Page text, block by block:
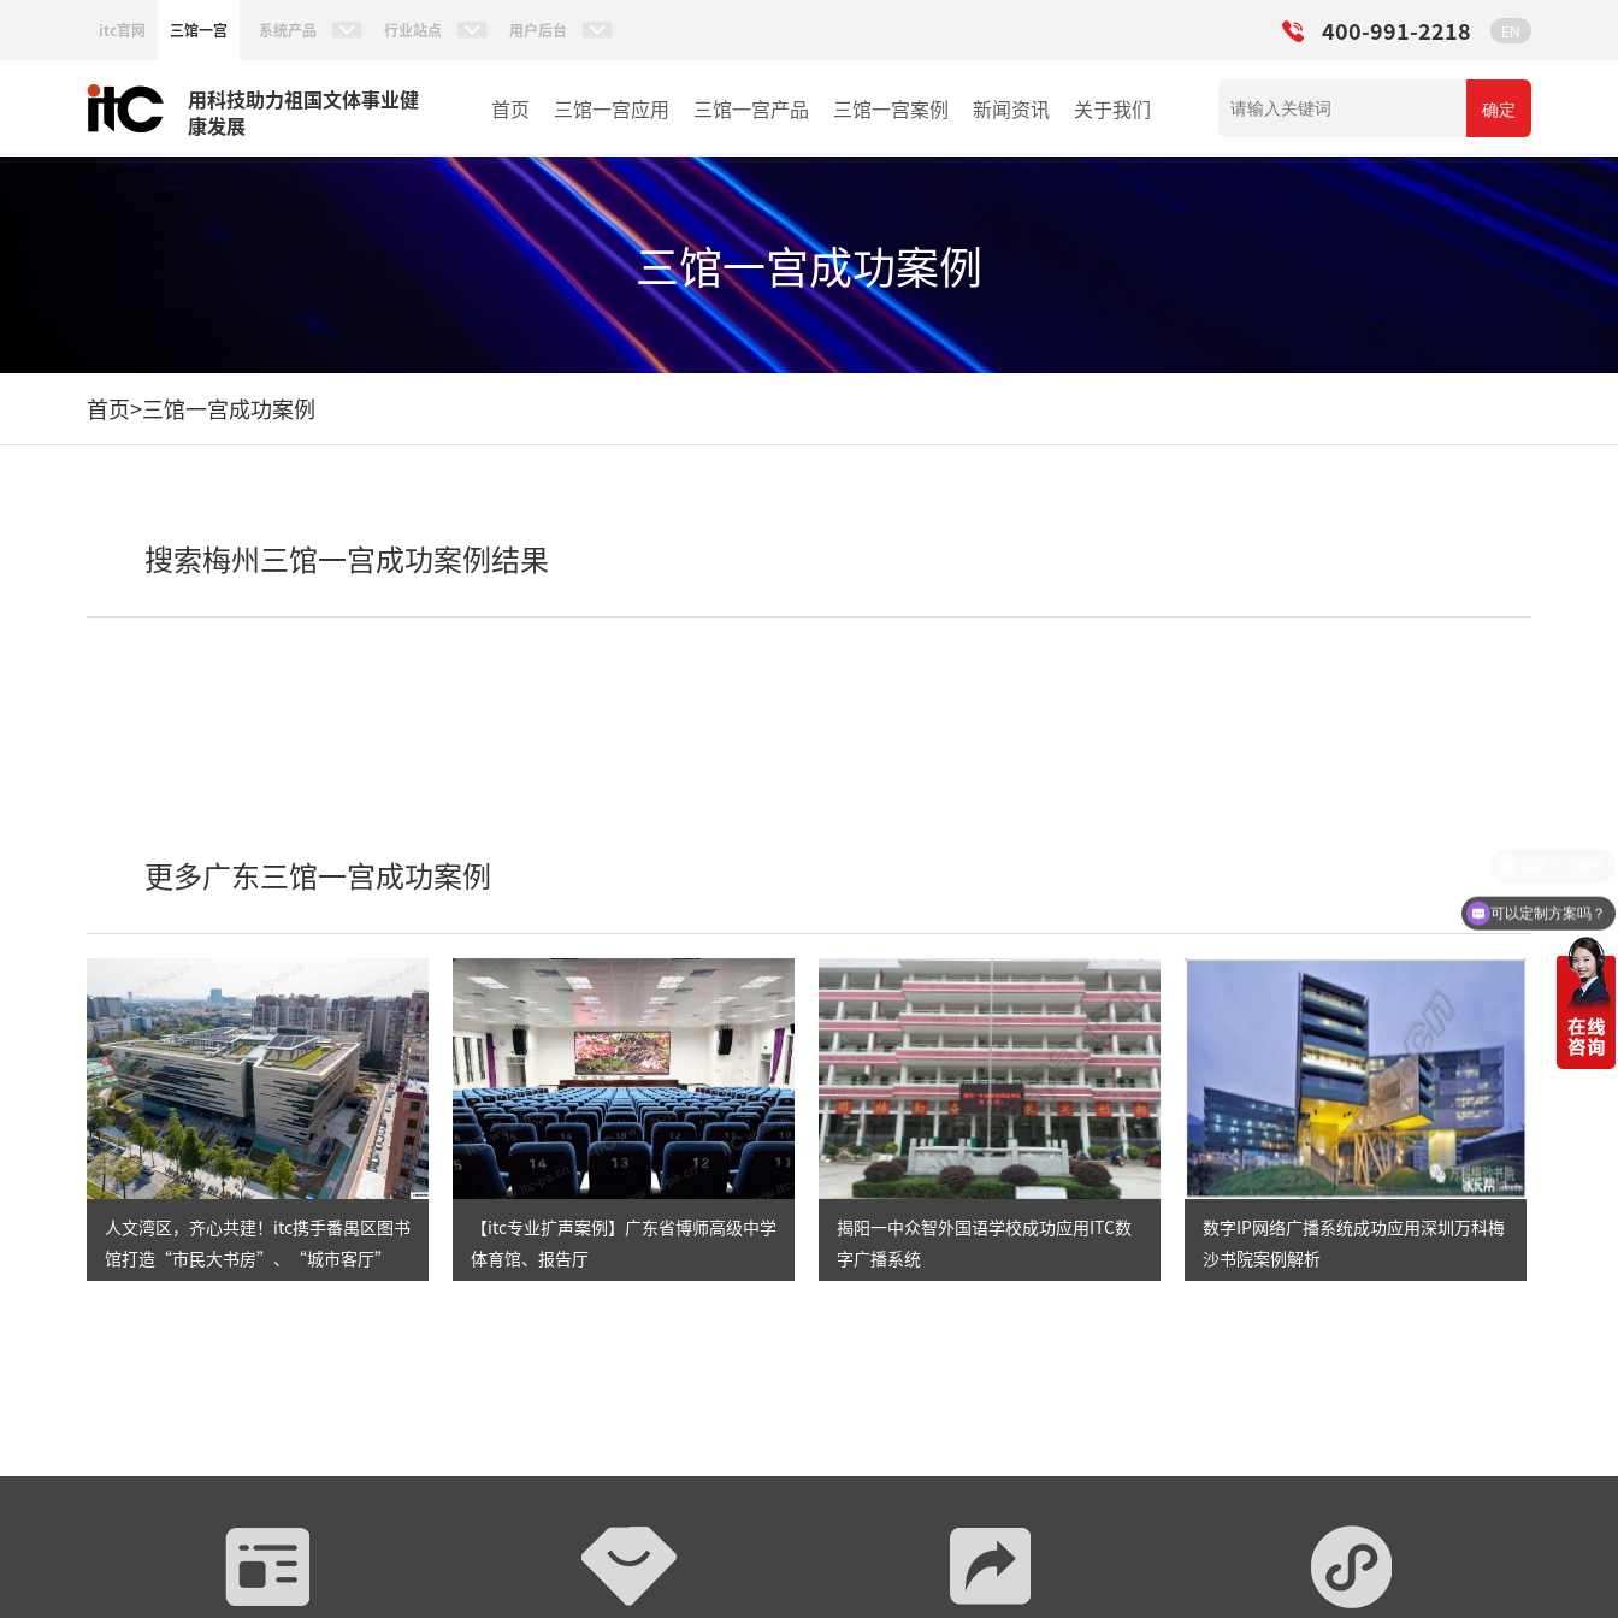
itc官网 三馆一宫 系统产品 行业站点 用户后台 400-991-2218 EN
用科技助力祖国文体事业健
康发展
首页 三馆一宫应用 三馆一宫产品
AI智慧视频会议系统
AI智慧会议平板
视频会议配件
AI智慧会议平板itchub
数字化会议设备
同声传译系列
AI智慧无纸化会议系统
AI智慧演易通软件
AI智慧语音转写系统
AI智慧录播系统
庭审录播
三馆一宫案例
博物馆
图书馆
青少年宫
新闻资讯 关于我们 确定
三馆一宫成功案例
首页>三馆一宫成功案例
搜索梅州三馆一宫成功案例结果
更多广东三馆一宫成功案例
人文湾区，齐心共建！itc携手番禺区图书
馆打造“市民大书房”、“城市客厅”
【itc专业扩声案例】广东省博师高级中学
体育馆、报告厅
揭阳一中众智外国语学校成功应用ITC数
字广播系统
数字IP网络广播系统成功应用深圳万科梅
沙书院案例解析
可以定制方案吗？